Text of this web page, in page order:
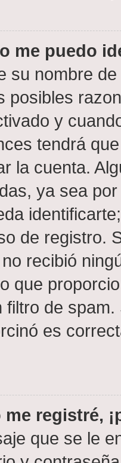
me puedo
su nombre
posibles
y
tendrá
la cuenta.
ya sea
de registro.
recibió
que
filtro de
es
registré,
que se le